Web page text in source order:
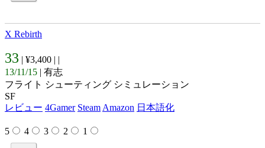
X Rebirth
33 | ¥3,400 | |
13/11/15 | 有志
フライト シューティング シミュレーション
SF
レビュー 4Gamer Steam Amazon 日本語化
5 4 3 2 1